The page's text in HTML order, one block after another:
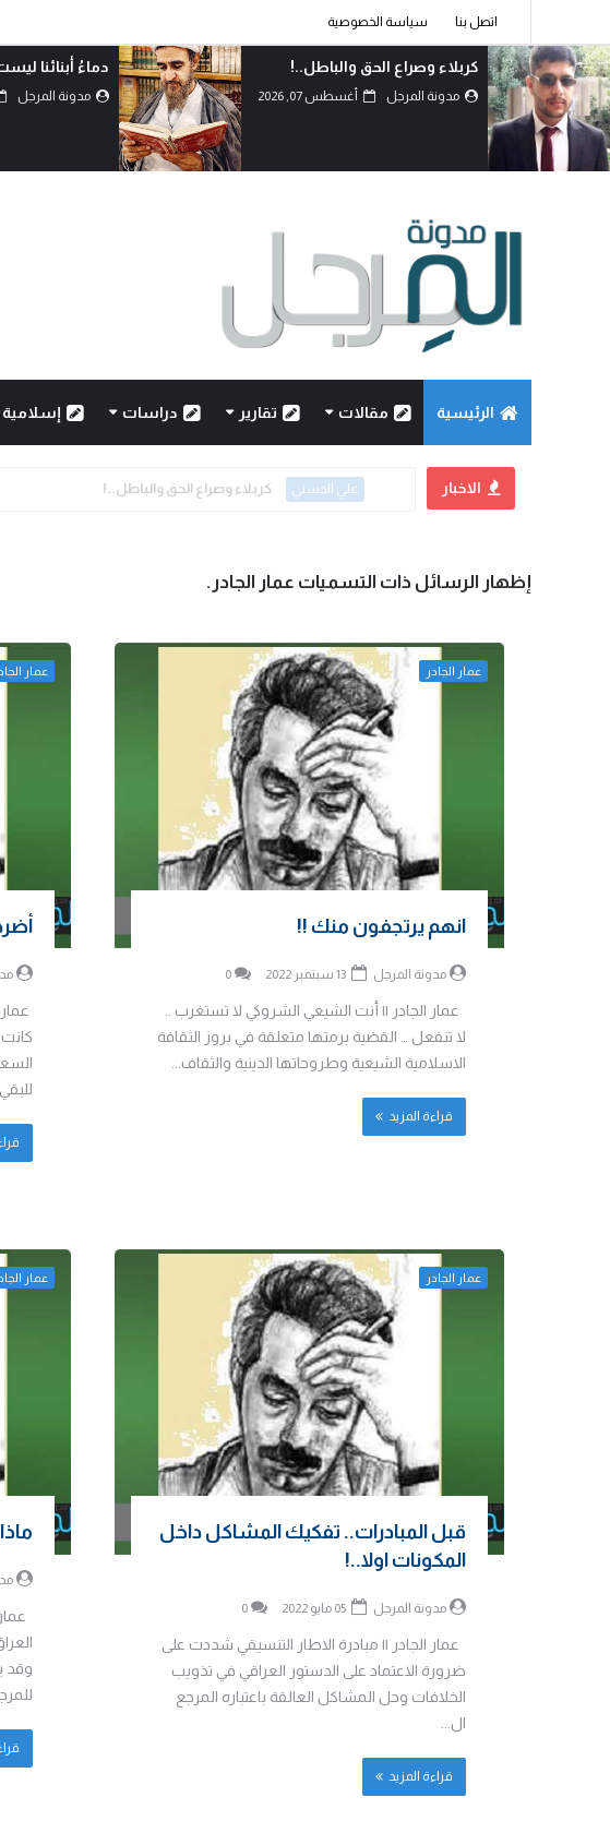
اتصل بنا سياسة الخصوصية
دماءُ أبنائنا ليست رخيصة..!
مدونة المرجل أغسطس 07, 2026
بين حكمة
كيف تُدار
لا بغيرة ا...
الرئيسية مقالات تقارير دراسات إسلامية
الاخبار علي الحسني كربلاء وصراع الحق والباطل..!
‏إظهار الرسائل ذات التسميات عمار الجادر .
عمار الجادر
انهم يرتجفون منك !!
مدونة المرجل 0
عمار الجادر || أنت الشيعي الشروكي لا تستغرب ..
لا تنفعل … القضية برمتها متعلقة في بروز الثقافة
الاسلامية الشيعية وطروحاتها الدينية والثقاف...
قراءة المزيد
عمار
كانت
عمار الجادر
قبل المبادرات.. تفكيك المشاكل داخل
المكونات اولا..!
مدونة المرجل 0
عمار الجادر || مبادرة الاطار التنسيقي شددت على
ضرورة الاعتماد على الدستور العراقي في تذويب
الخلافات وحل المشاكل العالقة باعتباره المرجع
ال...
قراءة المزيد
عمار
وقد